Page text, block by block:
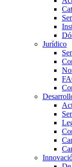
Jurídico